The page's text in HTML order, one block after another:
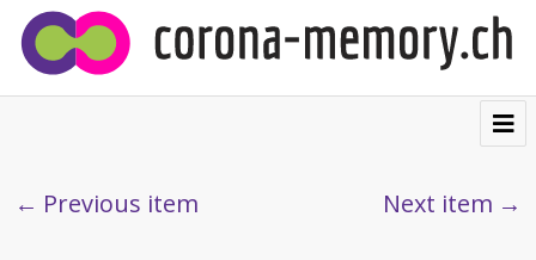
Previous item Next item